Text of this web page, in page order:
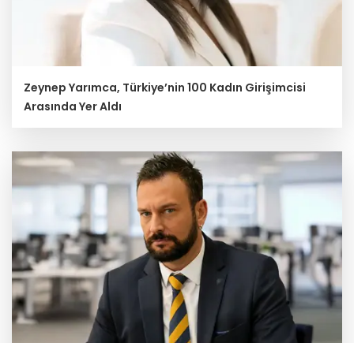
Zeynep Yarımca, Türkiye’nin 100 Kadın Girişimcisi
Arasında Yer Aldı